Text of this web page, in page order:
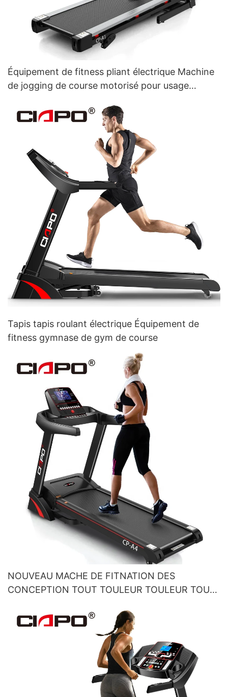
Équipement de fitness pliant électrique Machine
de jogging de course motorisé pour usage
Tapis tapis roulant électrique Équipement de
fitness gymnase de gym de course
NOUVEAU MACHE DE FITNATION DES
CONCEPTION TOUT TOULEUR TOULEUR TOUT